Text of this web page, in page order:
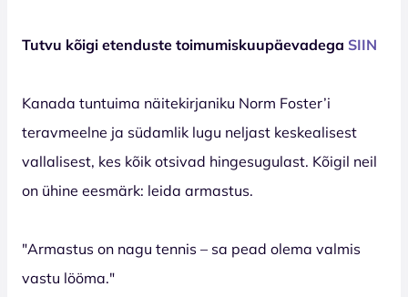
Tutvu kõigi etenduste toimumiskuupäevadega SIIN
Kanada tuntuima näitekirjaniku Norm Foster’i
teravmeelne ja südamlik lugu neljast keskealisest
vallalisest, kes kõik otsivad hingesugulast. Kõigil neil
on ühine eesmärk: leida armastus.
"Armastus on nagu tennis – sa pead olema valmis
vastu lööma."